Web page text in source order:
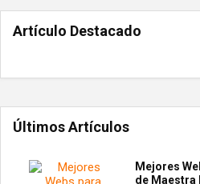
Artículo Destacado
Últimos Artículos
Mejores
de Maestra